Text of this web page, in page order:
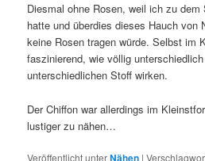
Diesmal ohne Rosen, weil ich zu
hatte und überdies dieses Hauch von
keine Rosen tragen würde. Selbst im
faszinierend, wie völlig
unterschiedlichen Stoff wirken.
Der Chiffon war allerdings im
lustiger zu nähen…
Veröffentlicht unterNähen |